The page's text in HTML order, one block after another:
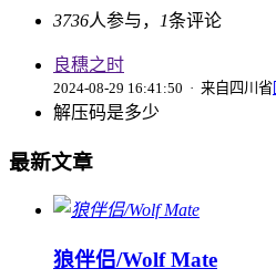
3736人参与， 1条评论
良穗之时
2024-08-29 16:41:50 · 来自四川省
解压码是多少
最新文章
狼伴侣/Wolf Mate